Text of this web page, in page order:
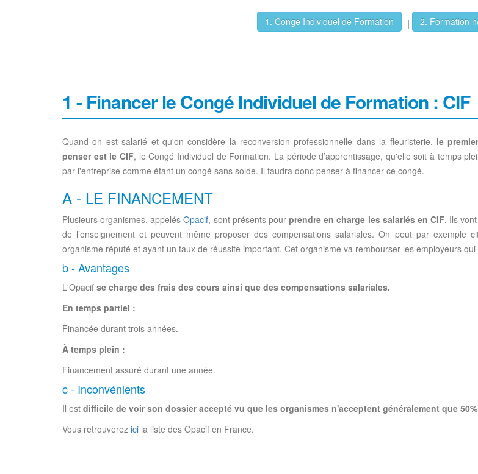
1. Congé Individuel de Formation | 2. Formation
1 - Financer le Congé Individuel de Formation : CIF
Quand on est salarié et qu'on considère la reconversion professionnelle dans la fleuristerie, le
penser est le CIF, le Congé Individuel de Formation. La période d’apprentissage, qu'elle soit à temps
par l'entreprise comme étant un congé sans solde. Il faudra donc penser à financer ce congé.
A - LE FINANCEMENT
Plusieurs organismes, appelésOpacif, sont présents pourprendre en charge les salariés en CIF. Ils
de l’enseignement et peuvent même proposer des compensations salariales. On peut par exemple
organisme réputé et ayant un taux de réussite important. Cet organisme va rembourser les employeurs
b - Avantages
L'Opacif se charge des frais des cours ainsi que des compensations salariales.
En temps partiel :
Financée durant trois années.
À temps plein :
Financement assuré durant une année.
c - Inconvénients
Il est difficile de voir son dossier accepté vu que les organismes n'acceptent généralement que
Vous retrouverez ici la liste des Opacif en France.